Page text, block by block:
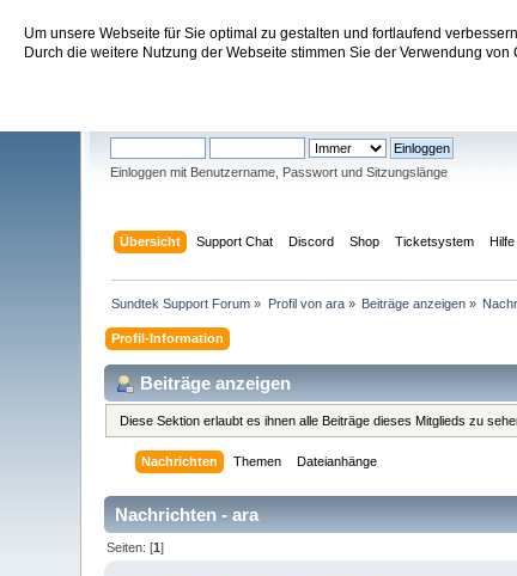
Um unsere Webseite für Sie optimal zu gestalten und fortlaufend
Durch die weitere Nutzung der Webseite stimmen Sie der Verwendung
Sundtek Support Forum
Einloggen mit Benutzername, Passwort und Sitzungslänge
Übersicht Support Chat Discord Shop Ticketsystem Hilfe
Sundtek Support Forum » Profil von ara» Beiträge anzeigen »
Profil-Information
Beiträge anzeigen
Diese Sektion erlaubt es ihnen alle Beiträge dieses Mitglieds zu
Nachrichten Themen Dateianhänge
Nachrichten - ara
Seiten: [1]